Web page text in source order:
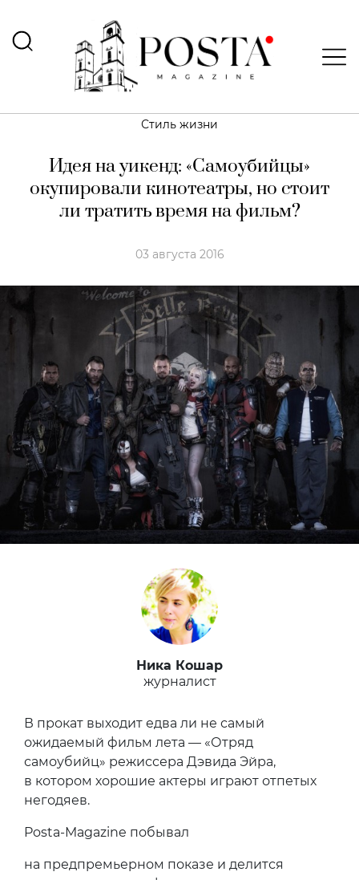
Стиль жизни
Идея на уикенд: «Самоубийцы»
окупировали кинотеатры, но стоит
ли тратить время на фильм?
03 августа 2016
Ника Кошар
журналист
В прокат выходит едва ли не самый
ожидаемый фильм лета — «Отряд
самоубийц» режиссера Дэвида Эйра,
в котором хорошие актеры играют отпетых
негодяев.
Posta-Magazine побывал
на предпремьерном показе и делится